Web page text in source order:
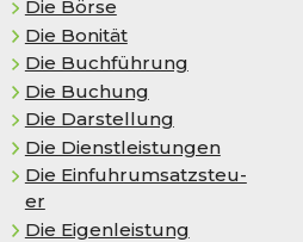
Die Börse
Die Bo­ni­tät
Die Buchführung
Die Buchung
Die Darstellung
Die Dienstleistungen
Die Ein­fuhr­um­satz­steu­
er
Die Ei­gen­leis­tung